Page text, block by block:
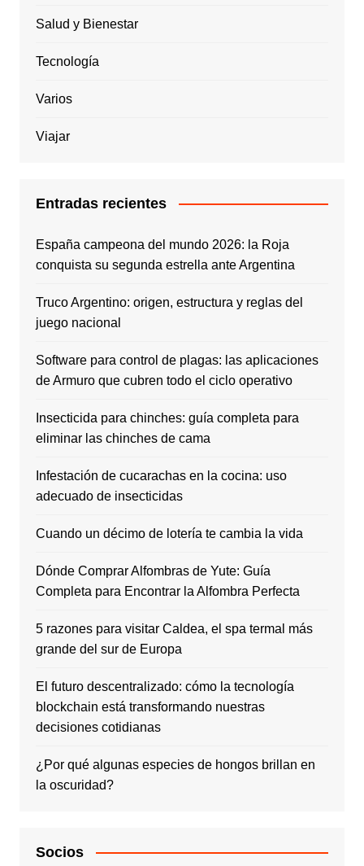
Salud y Bienestar
Tecnología
Varios
Viajar
Entradas recientes
España campeona del mundo 2026: la Roja
conquista su segunda estrella ante Argentina
Truco Argentino: origen, estructura y reglas del
juego nacional
Software para control de plagas: las aplicaciones
de Armuro que cubren todo el ciclo operativo
Insecticida para chinches: guía completa para
eliminar las chinches de cama
Infestación de cucarachas en la cocina: uso
adecuado de insecticidas
Cuando un décimo de lotería te cambia la vida
Dónde Comprar Alfombras de Yute: Guía
Completa para Encontrar la Alfombra Perfecta
5 razones para visitar Caldea, el spa termal más
grande del sur de Europa
El futuro descentralizado: cómo la tecnología
blockchain está transformando nuestras
decisiones cotidianas
¿Por qué algunas especies de hongos brillan en
la oscuridad?
Socios